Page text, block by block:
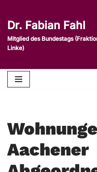
Zum
Inhalt
springen
Dr. Fabian Fahl
Mitglied des Bundestags
Linke)
Aachener